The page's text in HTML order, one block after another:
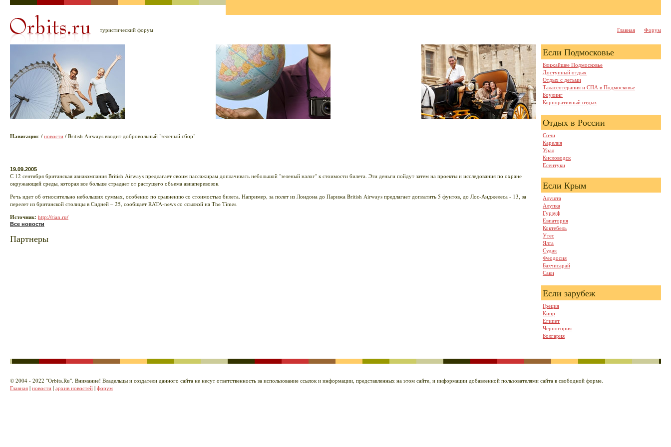
туристический форум Главная Форум
Навигация: / новости / British Airways вводит добровольный "зеленый сбор"
19.09.2005
С 12 сентября британская авиакомпания British Airways предлагает своим пассажирам доплачивать небольшой "зеленый налог" к стоимости билета. Эти деньги пойдут затем на проекты и исследования по охране
окружающей среды, которая все больше страдает от растущего объема авиаперевозок.
Речь идет об относительно небольших суммах, особенно по сравнению со стоимостью билета. Например, за полет из Лондона до Парижа British Airways предлагает доплатить 5 фунтов, до Лос-Анджелеса - 13, за
перелет из британской столицы в Сидней – 25, сообщает RATA-news со ссылкой на The Times.
Источник: http://rian.ru/
Все новости
Партнеры
Если Подмосковье
Ближайшее Подмосковье
Доступный отдых
Отдых с детьми
Талассотерапия и СПА в Подмосковье
Боулинг
Корпоративный отдых
Отдых в России
Сочи
Карелия
Урал
Кисловодск
Есентуки
Если Крым
Алушта
Алупка
Гурзуф
Евпатория
Коктебель
Утес
Ялта
Судак
Феодосия
Бахчисарай
Саки
Если зарубеж
Греция
Кипр
Египет
Черногория
Болгария
© 2004 - 2022 "Orbits.Ru". Внимание! Владельцы и создатели данного сайта не несут ответственность за использование ссылок и информации, представленных на этом сайте, и информации добавленной пользователями сайта в свободной форме.
Главная | новости | архив новостей | форум